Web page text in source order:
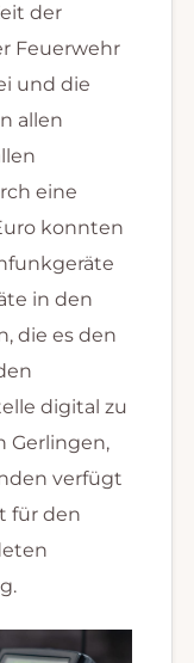
der
Feuerwehr
und die
allen
eine
konnten
in den
die es den
digital zu
Gerlingen,
verfügt
für den